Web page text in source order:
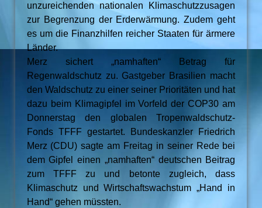
unzureichenden nationalen Klimaschutzzusagen
zur Begrenzung der Erderwärmung. Zudem geht
es um die Finanzhilfen reicher Staaten für ärmere
Länder.
Merz sichert „namhaften“ Betrag für
Regenwaldschutz zu. Gastgeber Brasilien macht
den Waldschutz zu einer seiner Prioritäten und hat
dazu beim Klimagipfel im Vorfeld der COP30 am
Donnerstag den globalen Tropenwaldschutz-
Fonds TFFF gestartet. Bundeskanzler Friedrich
Merz (CDU) sagte am Freitag in seiner Rede bei
dem Gipfel einen „namhaften“ deutschen Beitrag
zum TFFF zu und betonte zugleich, dass
Klimaschutz und Wirtschaftswachstum „Hand in
Hand“ gehen müssten.